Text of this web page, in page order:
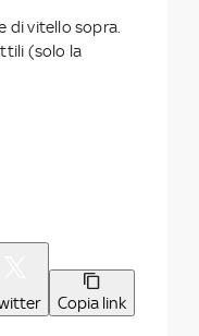
di vitello sopra.
(solo la
Copia link